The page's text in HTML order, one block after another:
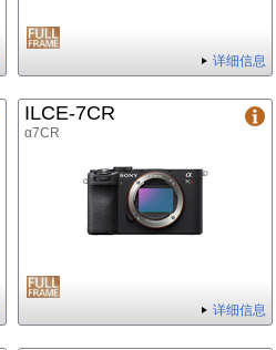
详细信息
ILCE-7CR
α7CR
详细信息